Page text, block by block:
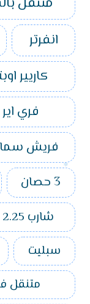
انفرتر
كاريير
فري اير
فريش
3 حصان
شارب 2.25 حصان
سبليت
متنقل